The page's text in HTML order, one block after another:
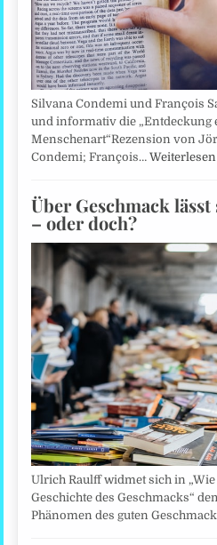
Silvana Condemi und François
und informativ die „Entdeckung
Menschenart“Rezension von
Condemi; François…
Über Geschmack
– oder doch?
Ulrich Raulff widmet sich in „Wie
Geschichte des Geschmacks“
Phänomen des guten